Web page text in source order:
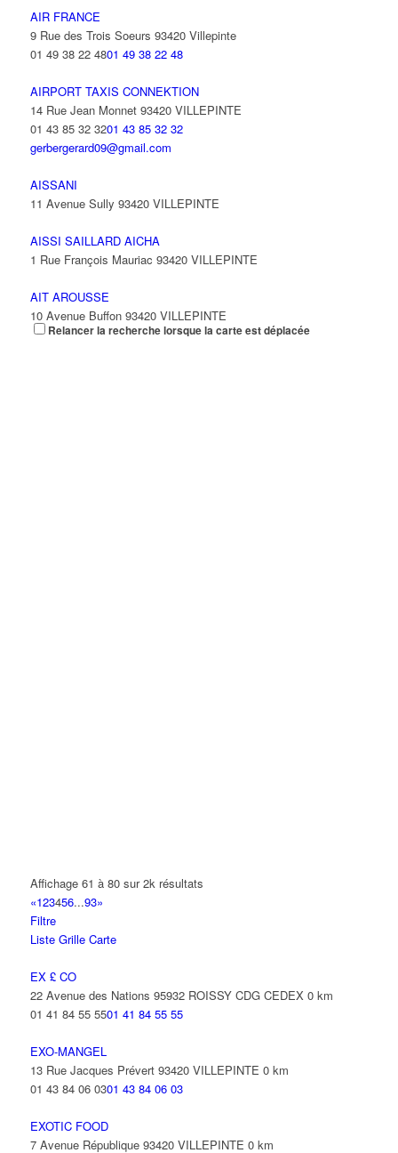
AIR FRANCE
9 Rue des Trois Soeurs 93420 Villepinte
01 49 38 22 4801 49 38 22 48
AIRPORT TAXIS CONNEKTION
14 Rue Jean Monnet 93420 VILLEPINTE
01 43 85 32 3201 43 85 32 32
gerbergerard09@gmail.com
AISSANI
11 Avenue Sully 93420 VILLEPINTE
AISSI SAILLARD AICHA
1 Rue François Mauriac 93420 VILLEPINTE
AIT AROUSSE
10 Avenue Buffon 93420 VILLEPINTE
01 43 83 32 63 01 43 83 32 63
ALANYALI CELAL
19 Rue d'Alsace Lorraine 93420 VILLEPINTE
ALARME SECURITE SYSTEME
33 Avenue Georges Clemenceau 93420 VILLEPINTE
8 Rue Jean Monnet 93420 VILLEPINTE
Relancer la recherche lorsque la carte est déplacée
Affichage 61 à 80 sur 2k résultats
«123456...93»
Filtre
Liste Grille Carte
EX £ CO
22 Avenue des Nations 95932 ROISSY CDG CEDEX 0 km
01 41 84 55 5501 41 84 55 55
EXO-MANGEL
13 Rue Jacques Prévert 93420 VILLEPINTE 0 km
01 43 84 06 0301 43 84 06 03
EXOTIC FOOD
7 Avenue République 93420 VILLEPINTE 0 km